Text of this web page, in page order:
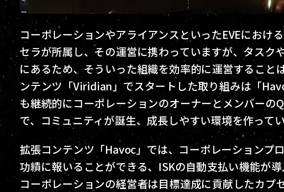
コーポレーションやアライアンスといったEVEにおけ
セラが所属し、その運営に携わっていますが、タスク
にあるため、そういった組織を効率的に運営すること
ンテンツ「Viridian」でスタートした取り組みは「
も継続的にコーポレーションのオーナーとメンバーの
で、コミュニティが誕生、成長しやすい環境を作って
拡張コンテンツ「Havoc」では、コーポレーションプ
功績に報いることができる、ISKの自動支払い機能が
コーポレーションの経営者は目標達成に貢献したカプ